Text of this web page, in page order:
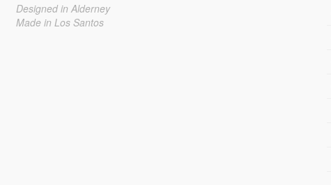
Designed in Alderney
Made in Los Santos